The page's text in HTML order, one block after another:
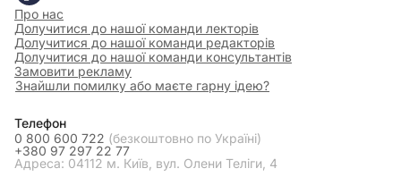
Про нас
Долучитися до нашої команди лекторів
Долучитися до нашої команди редакторів
Долучитися до нашої команди консультантів
Замовити рекламу
Знайшли помилку або маєте гарну ідею?
Телефон
0 800 600 722 (безкоштовно по Україні)
+380 97 297 22 77
Адреса: 04112 м. Київ, вул. Олени Теліги, 4